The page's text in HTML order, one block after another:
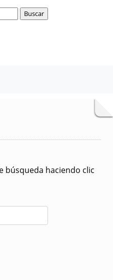
búsqueda haciendo clic